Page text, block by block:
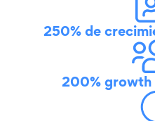
250% de
200% growth